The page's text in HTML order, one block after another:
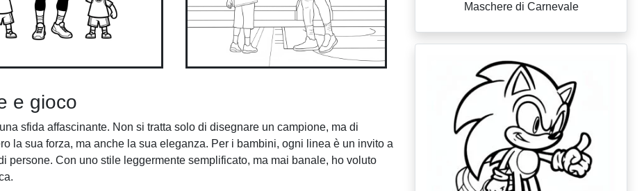
e gioco
sfida affascinante. Non si tratta solo di disegnare un campione, ma di
la sua forza, ma anche la sua eleganza. Per i bambini, ogni linea è un invito a
persone. Con uno stile leggermente semplificato, ma mai banale, ho voluto
Maschere di Carnevale